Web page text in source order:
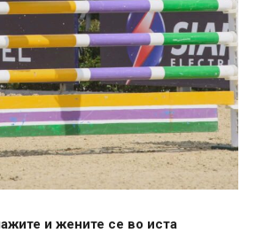
и жените се во иста